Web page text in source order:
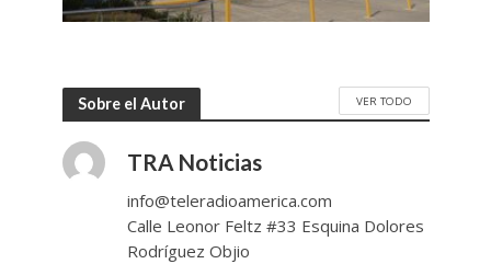
Sobre el Autor VER TODO
TRA Noticias
info@teleradioamerica.com
Calle Leonor Feltz #33 Esquina Dolores
Rodríguez Objio